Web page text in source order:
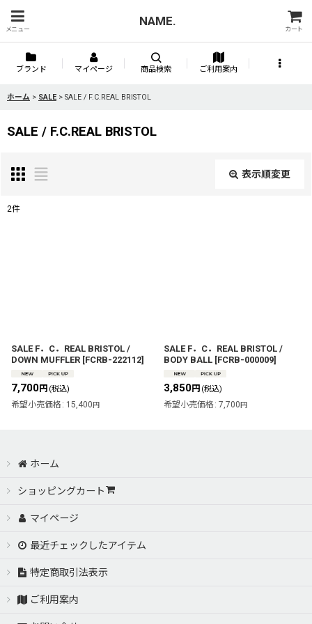
メニュー
NAME.
カート
ブランド マイページ 商品検索 ご利用案内
ホーム > SALE > SALE / F.C.REAL BRISTOL
SALE / F.C.REAL BRISTOL
表示順変更
2件
SALE F．C．REAL BRISTOL /
DOWN MUFFLER [FCRB-222112]
7,700円 (税込)
希望小売価格 : 15,400円
SALE F．C．REAL BRISTOL /
BODY BALL [FCRB-000009]
3,850円 (税込)
希望小売価格 : 7,700円
ホーム
ショッピングカート
マイページ
最近チェックしたアイテム
特定商取引法表示
ご利用案内